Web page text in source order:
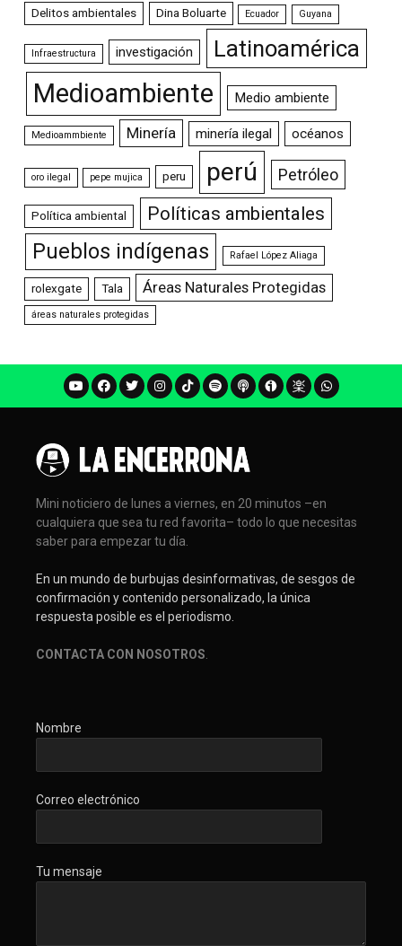
Delitos ambientales Dina Boluarte Ecuador Guyana
Infraestructura investigación Latinoamérica
Medioambiente Medio ambiente
Medioammbiente Minería minería ilegal océanos
oro ilegal pepe mujica peru perú Petróleo
Política ambiental Políticas ambientales
Pueblos indígenas Rafael López Aliaga
rolexgate Tala Áreas Naturales Protegidas
áreas naturales protegidas
Mini noticiero de lunes a viernes, en 20 minutos –en
cualquiera que sea tu red favorita– todo lo que necesitas
saber para empezar tu día.
En un mundo de burbujas desinformativas, de sesgos de
confirmación y contenido personalizado, la única
respuesta posible es el periodismo.
CONTACTA CON NOSOTROS
Nombre
Correo electrónico
Tu mensaje